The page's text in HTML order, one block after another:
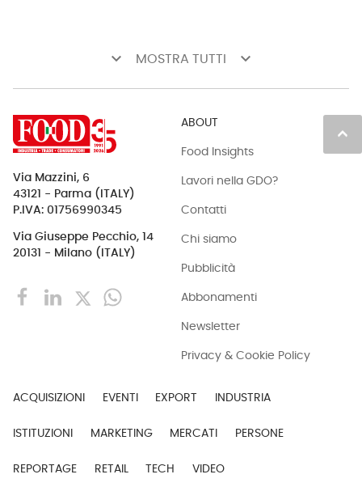
keyboard_arrow_down MOSTRA TUTTI keyboard_arrow_down
keyboard_arrow_up
Via Mazzini, 6
43121 - Parma (ITALY)
P.IVA: 01756990345
Via Giuseppe Pecchio, 14
20131 - Milano (ITALY)
ABOUT
Food Insights
Lavori nella GDO?
Contatti
Chi siamo
Pubblicità
Abbonamenti
Newsletter
Privacy & Cookie Policy
ACQUISIZIONI EVENTI EXPORT INDUSTRIA
ISTITUZIONI MARKETING MERCATI PERSONE
REPORTAGE RETAIL TECH VIDEO